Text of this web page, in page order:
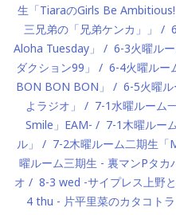
生「TiaraのGirls Be Ambitious!
三兄弟の「兄弟ケンカ」」
Aloha Tuesday」
6-3火曜ル
ダクション99」
6-4火曜ルー
BON BON BON」
6-5火曜
よラジオ」
7-1水曜ルーム
Smile」EAM-
7-1木曜ルー
ル」
7-2木曜ルーム二期生「
曜ルーム三期生 - 裏マンPタ
オ
8-3 wed -サイプレス上野
4 thu - 片平里菜のカタコト